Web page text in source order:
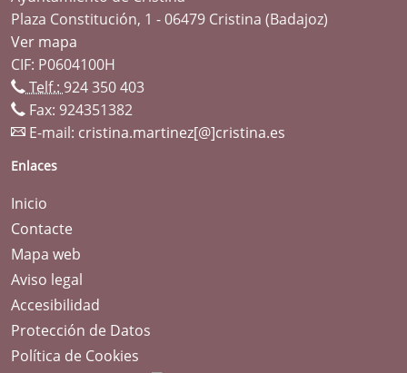
Plaza Constitución, 1 - 06479 Cristina (Badajoz)
Ver mapa
CIF: P0604100H
Telf.: 924 350 403
Fax: 924351382
E-mail: cristina.martinez[@]cristina.es
Enlaces
Inicio
Contacte
Mapa web
Aviso legal
Accesibilidad
Protección de Datos
Política de Cookies